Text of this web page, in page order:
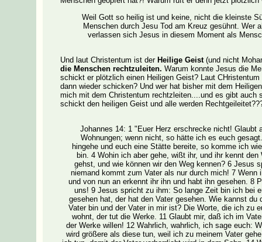
Weil Gott so heilig ist und keine, nicht die kleinste
Menschen durch Jesu Tod am Kreuz gesühnt. Wer
verlassen sich Jesus in diesem Moment als
Und laut Christentum ist der Heilige Geist(und nicht
die Menschen rechtzuleiten. Warum konnte Jesus die
schickt er plötzlich einen Heiligen Geist? Laut
dann wieder schicken? Und wer hat bisher mit dem
mich mit dem Christentum rechtzleiten....und es gibt
schickt den heiligen Geist und alle werden
Johannes 14: 1 "Euer Herz erschrecke nicht!
Wohnungen; wenn nicht, so hätte ich es euch
hingehe und euch eine Stätte bereite, so komme ich
bin. 4 Wohin ich aber gehe, wißt ihr, und ihr kennt
gehst, und wie können wir den Weg kennen? 6 Jesus
niemand kommt zum Vater als nur durch mich! 7
und von nun an erkennt ihr ihn und habt ihn gesehen. 8
uns! 9 Jesus spricht zu ihm: So lange Zeit bin ich bei
gesehen hat, der hat den Vater gesehen. Wie kannst
Vater bin und der Vater in mir ist? Die Worte, die ich zu
wohnt, der tut die Werke. 11 Glaubt mir, daß ich im
der Werke willen! 12 Wahrlich, wahrlich, ich sage euch:
wird größere als diese tun, weil ich zu meinem Vater